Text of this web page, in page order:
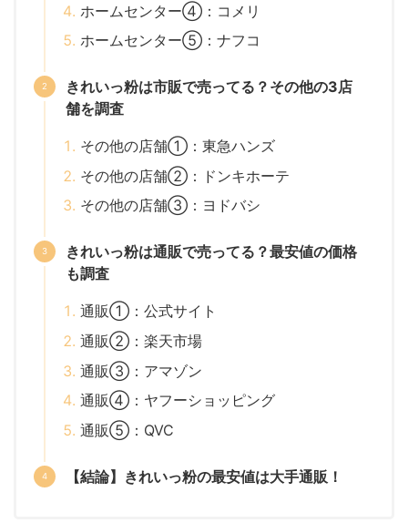
ホームセンター④：コメリ
ホームセンター⑤：ナフコ
きれいっ粉は市販で売ってる？その他の3店
舗を調査
その他の店舗①：東急ハンズ
その他の店舗②：ドンキホーテ
その他の店舗③：ヨドバシ
きれいっ粉は通販で売ってる？最安値の価格
も調査
通販①：公式サイト
通販②：楽天市場
通販③：アマゾン
通販④：ヤフーショッピング
通販⑤：QVC
【結論】きれいっ粉の最安値は大手通販！